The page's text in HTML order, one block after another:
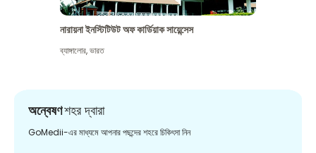
নারায়না ইনস্টিটিউট অফ কার্ডিয়াক সায়েন্সেস
ব্যাঙ্গালোর,ভারত
অন্বেষণশহর দ্বারা
GoMedii-এর মাধ্যমে আপনার পছন্দের শহরে চিকিৎসা নিন